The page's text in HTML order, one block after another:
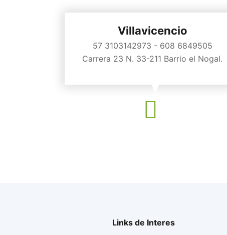
Villavicencio
57 3103142973 - 608 6849505
Carrera 23 N. 33-211 Barrio el Nogal.
Links de Interes